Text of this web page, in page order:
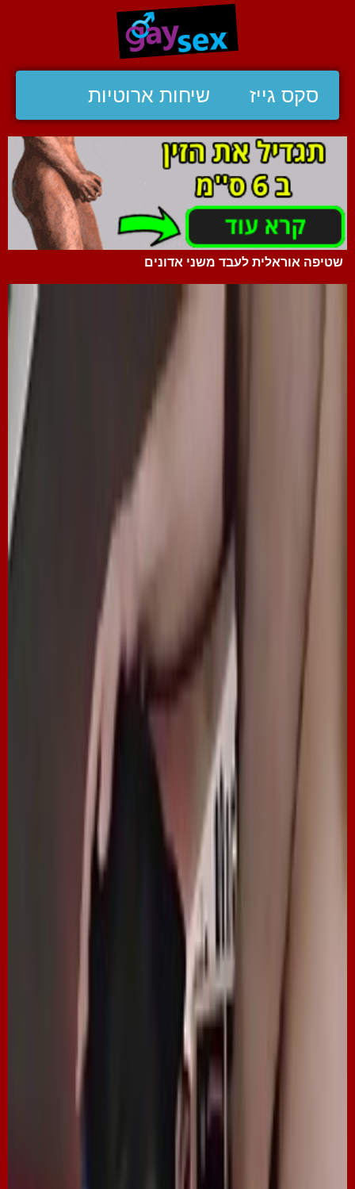
סקס גייז שיחות ארוטיות
שטיפה אוראלית לעבד משני אדונים